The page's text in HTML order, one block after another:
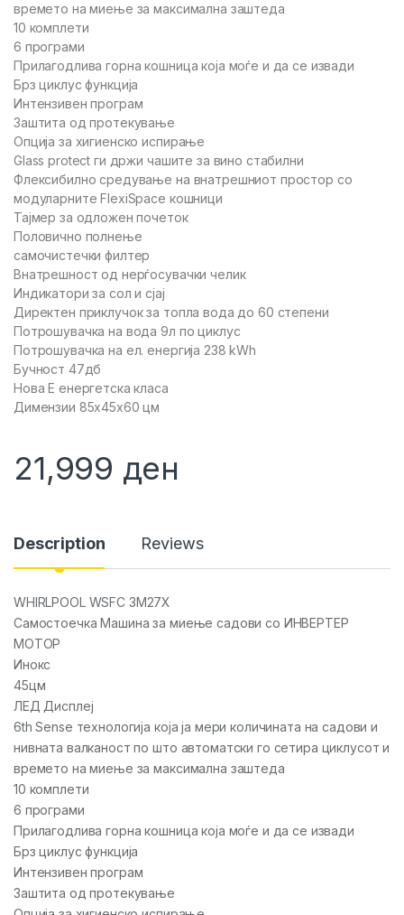
времето на миење за максимална заштеда
10 комплети
6 програми
Прилагодлива горна кошница која моѓе и да се извади
Брз циклус функција
Интензивен програм
Заштита од протекување
Опција за хигиенско испирање
Glass protect ги држи чашите за вино стабилни
Флексибилно средување на внатрешниот простор со
модуларните FlexiSpace кошници
Тајмер за одложен почеток
Половично полнење
самочистечки филтер
Внатрешност од нерѓосувачки челик
Индикатори за сол и сјај
Директен приклучок за топла вода до 60 степени
Потрошувачка на вода 9л по циклус
Потрошувачка на ел. енергија 238 kWh
Бучност 47дб
Нова Е енергетска класа
Димензии 85x45x60 цм
21,999 ден
Description Reviews
WHIRLPOOL WSFC 3M27X
Самостоечка Машина за миење садови со ИНВЕРТЕР
МОТОР
Инокс
45цм
ЛЕД Дисплеј
6th Sense технологија која ја мери количината на садови и
нивната валканост по што автоматски го сетира циклусот и
времето на миење за максимална заштеда
10 комплети
6 програми
Прилагодлива горна кошница која моѓе и да се извади
Брз циклус функција
Интензивен програм
Заштита од протекување